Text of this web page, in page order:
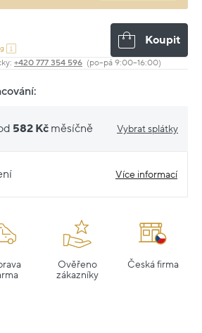
Koupit
+420 777 354 596 (po–pá 9:00–16:00)
582 Kč měsíčně Vybrat splátky
Více informací
Ověřeno
zákazníky
Česká firma